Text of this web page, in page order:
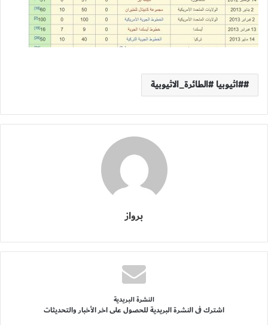
#اثيوبيا #الطائرة_الاثيوبية
برواز
النشرة البريدية
اشترك فى النشرة البريدية للحصول على اخر الأخبار والتحديثات